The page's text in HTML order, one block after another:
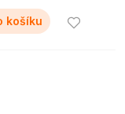
košíku